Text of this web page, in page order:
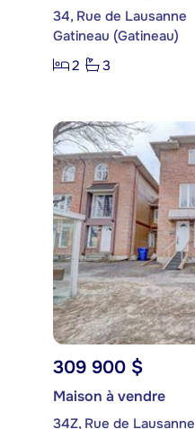
34, Rue de Lausanne
Gatineau (Gatineau)
2
3
309 900 $
Maison à vendre
34Z, Rue de Lausanne